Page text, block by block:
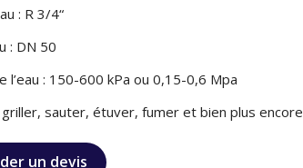
: R 3/4“
: DN 50
l’eau : 150-600 kPa ou 0,15-0,6 Mpa
griller, sauter, étuver, fumer et bien plus encore
un devis